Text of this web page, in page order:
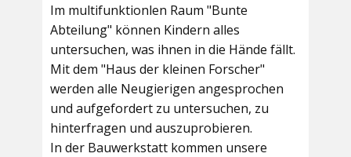
Im multifunktionlen Raum "Bunte
Abteilung" können Kindern alles
untersuchen, was ihnen in die Hände fällt.
Mit dem "Haus der kleinen Forscher"
werden alle Neugierigen angesprochen
und aufgefordert zu untersuchen, zu
hinterfragen und auszuprobieren.
In der Bauwerkstatt kommen unsere